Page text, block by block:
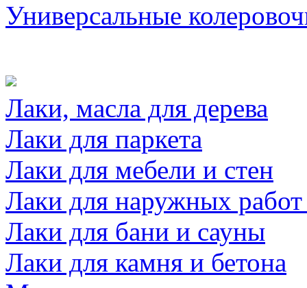
Универсальные
Лаки, масла для дерева
Лаки для паркета
Лаки для мебели и стен
Лаки для наружных
Лаки для бани и сауны
Лаки для камня и бетона